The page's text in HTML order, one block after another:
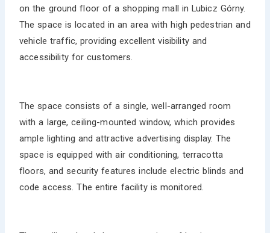
on the ground floor of a shopping mall in Lubicz Górny.
The space is located in an area with high pedestrian and
vehicle traffic, providing excellent visibility and
accessibility for customers.
The space consists of a single, well-arranged room
with a large, ceiling-mounted window, which provides
ample lighting and attractive advertising display. The
space is equipped with air conditioning, terracotta
floors, and security features include electric blinds and
code access. The entire facility is monitored.